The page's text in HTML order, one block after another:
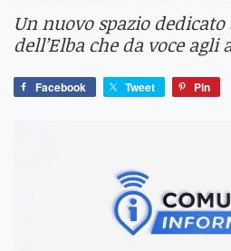
Un nuovo spazio
dell’Elba che da voce
Facebook Tweet Pin